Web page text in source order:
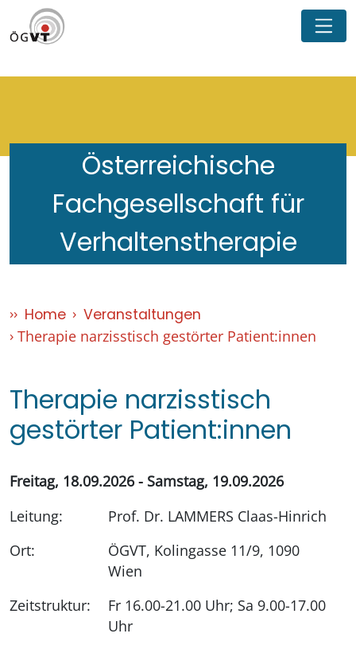
Österreichische
Fachgesellschaft für
Verhaltenstherapie
Home
Veranstaltungen
Therapie narzisstisch gestörter Patient:innen
Therapie narzisstisch
gestörter Patient:innen
Freitag, 18.09.2026 - Samstag, 19.09.2026
Leitung:
Prof. Dr. LAMMERS Claas-Hinrich
Ort:
ÖGVT, Kolingasse 11/9, 1090
Wien
Zeitstruktur:
Fr 16.00-21.00 Uhr; Sa 9.00-17.00
Uhr